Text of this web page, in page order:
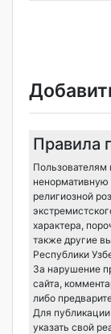
Правила
Пользователям
ненормативную
религиозной
характера,
также другие
Республики
За нарушение
сайта,
либо
Для
указать свой